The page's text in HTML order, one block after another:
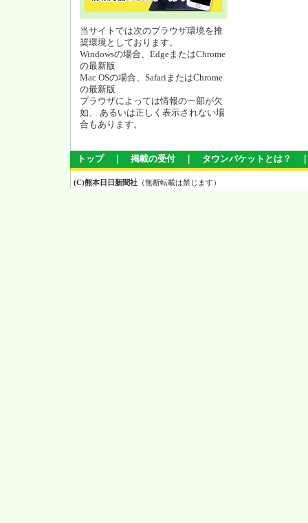
当サイトでは次のブラウザ環境を推
奨環境としております。
Windowsの場合、EdgeまたはChrome
の最新版
Mac OSの場合、SafariまたはChrome
の最新版
ブラウザによっては情報の一部が欠
如、 あるいは正しく表示されない場
合もあります。
トップ｜ 掲載の受付｜ タウンパケットとは？
(C)熊本日日新聞社（無断転載は禁じます）